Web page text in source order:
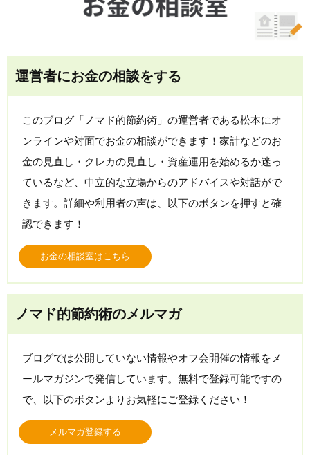
運営者にお金の相談をする
このブログ「ノマド的節約術」の運営者である松本にオ
ンラインや対面でお金の相談ができます！家計などのお
金の見直し・クレカの見直し・資産運用を始めるか迷っ
ているなど、中立的な立場からのアドバイスや対話がで
きます。詳細や利用者の声は、以下のボタンを押すと確
認できます！
お金の相談室はこちら
ノマド的節約術のメルマガ
ブログでは公開していない情報やオフ会開催の情報をメ
ールマガジンで発信しています。無料で登録可能ですの
で、以下のボタンよりお気軽にご登録ください！
メルマガ登録する